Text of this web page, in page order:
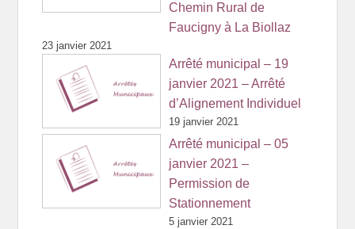
Chemin Rural de
Faucigny à La Biollaz
23 janvier 2021
Arrêté municipal – 19
janvier 2021 – Arrêté
d’Alignement Individuel
19 janvier 2021
Arrêté municipal – 05
janvier 2021 –
Permission de
Stationnement
5 janvier 2021